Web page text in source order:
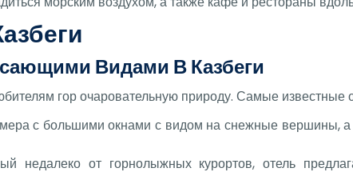
Видами В Казбеги
гор очаровательную природу. Самые известные
с большими окнами с видом на снежные вершины, а
недалеко от горнолыжных курортов, отель